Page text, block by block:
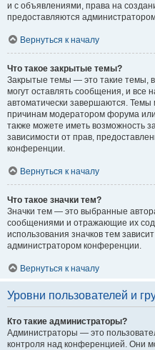
и с объявлениями, права на
предоставляются
Вернуться к началу
Что такое закрытые темы?
Закрытые темы — это такие темы,
могут оставлять сообщения, и все
автоматически завершаются. Темы
причинам модератором форума
также можете иметь возможность
зависимости от прав,
конференции.
Вернуться к началу
Что такое значки тем?
Значки тем — это выбранные
сообщениями и отражающие их
использования значков тем
администратором конференции.
Вернуться к началу
Уровни пользователей и
Кто такие администраторы?
Администраторы — это
контроля над конференцией. Они